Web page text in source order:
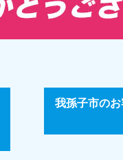
我孫子市の